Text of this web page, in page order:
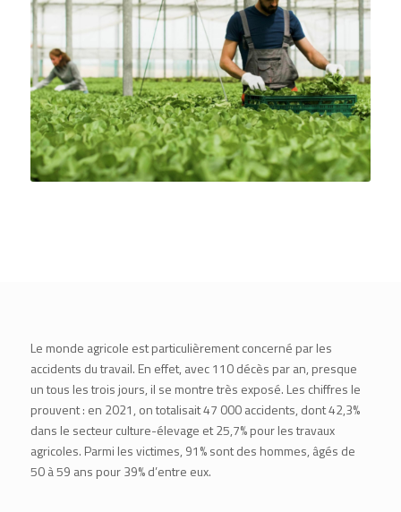
Le monde agricole est particulièrement concerné par les
accidents du travail. En effet, avec 110 décès par an, presque
un tous les trois jours, il se montre très exposé. Les chiffres le
prouvent : en 2021, on totalisait 47 000 accidents, dont 42,3%
dans le secteur culture-élevage et 25,7% pour les travaux
agricoles. Parmi les victimes, 91% sont des hommes, âgés de
50 à 59 ans pour 39% d’entre eux.